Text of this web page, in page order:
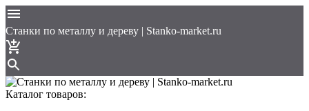
Cтанки по металлу и дереву | Stanko-market.ru
Каталог товаров: